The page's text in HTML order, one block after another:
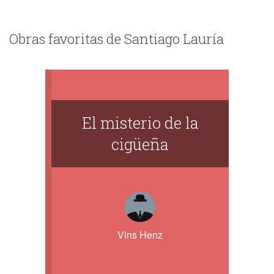
Obras favoritas de Santiago Lauría
El misterio de la
cigüeña
Vins Henz